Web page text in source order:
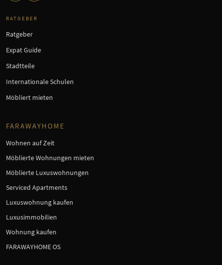
RATGEBER
Ratgeber
Expat Guide
Stadtteile
Internationale Schulen
Möbliert mieten
FARAWAYHOME
Wohnen auf Zeit
Möblierte Wohnungen mieten
Möblierte Luxuswohnungen
Serviced Apartments
Luxuswohnung kaufen
Luxusimmobilien
Wohnung kaufen
FARAWAYHOME OS